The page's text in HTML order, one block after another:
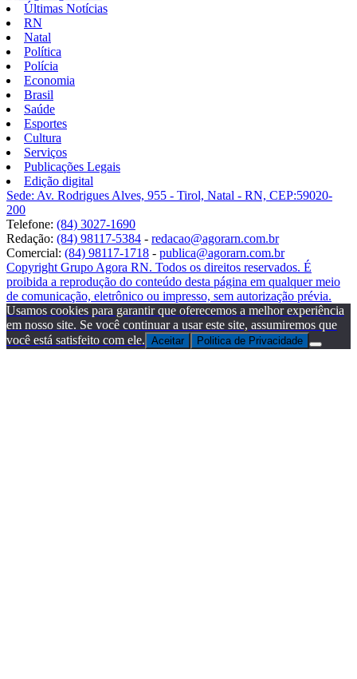
Últimas Notícias
RN
Natal
Política
Polícia
Economia
Brasil
Saúde
Esportes
Cultura
Serviços
Publicações Legais
Edição digital
Sede: Av. Rodrigues Alves, 955 - Tirol, Natal - RN, CEP:59020-
200
Telefone: (84) 3027-1690
Redação: (84) 98117-5384 - redacao@agorarn.com.br
Comercial: (84) 98117-1718 - publica@agorarn.com.br
Copyright Grupo Agora RN. Todos os direitos reservados. É
proibida a reprodução do conteúdo desta página em qualquer meio
de comunicação, eletrônico ou impresso, sem autorização prévia.
Usamos cookies para garantir que oferecemos a melhor experiência
em nosso site. Se você continuar a usar este site, assumiremos que
você está satisfeito com ele. Aceitar Politica de Privacidade